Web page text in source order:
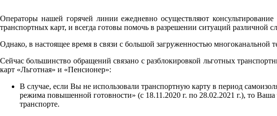
Операторы нашей горячей линии ежедневно осуществляют
транспортных карт, и всегда готовы помочь в разрешении ситуаций различной
Однако, в настоящее время в связи с большой загруженностью
Сейчас большинство обращений связано с разблокировкой льготных
карт «Льготная» и «Пенсионер»:
В случае, если Вы не использовали транспортную карту в период
режима повышенной готовности» (с 18.11.2020 г. по 28.02.2021 г.), то
транспорте.